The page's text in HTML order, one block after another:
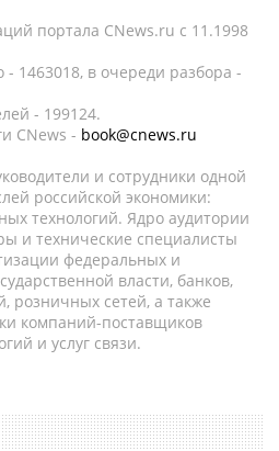
портала CNews.ru c 11.1998
1463018, в очереди разбора -
- 199124.
CNews - book@cnews.ru
и сотрудники одной
российской экономики:
технологий. Ядро аудитории
и технические специалисты
федеральных и
власти, банков,
сетей, а также
компаний-поставщиков
и услуг связи.